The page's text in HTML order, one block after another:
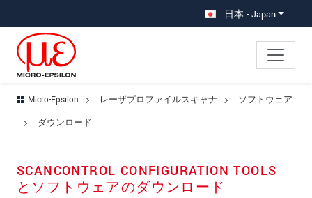
日本 - Japan
Micro-Epsilon レーザプロファイルスキャナ
ソフトウェア
ダウンロード
SCANCONTROL CONFIGURATION TOOLS
とソフトウェアのダウンロード